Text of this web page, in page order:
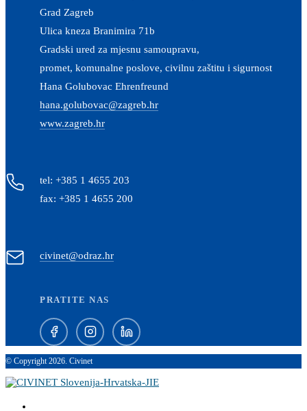
Grad Zagreb
Ulica kneza Branimira 71b
Gradski ured za mjesnu samoupravu,
promet, komunalne poslove, civilnu zaštitu i sigurnost
Hana Golubovac Ehrenfreund
hana.golubovac@zagreb.hr
www.zagreb.hr
tel: +385 1 4655 203
fax: +385 1 4655 200
civinet@odraz.hr
PRATITE NAS
© Copyright 2026. Civinet